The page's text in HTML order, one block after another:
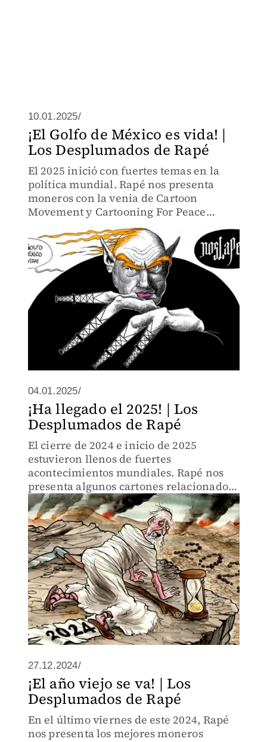
10.01.2025/
¡El Golfo de México es vida! |
Los Desplumados de Rapé
El 2025 inició con fuertes temas en la
política mundial. Rapé nos presenta
moneros con la venia de Cartoon
Movement y Cartooning For Peace
relacionados con el tema.
04.01.2025/
¡Ha llegado el 2025! | Los
Desplumados de Rapé
El cierre de 2024 e inicio de 2025
estuvieron llenos de fuertes
acontecimientos mundiales. Rapé nos
presenta algunos cartones relacionados
con los temas con la venia de Cartoon
Movement y Cartooning For Peace.
27.12.2024/
¡El año viejo se va! | Los
Desplumados de Rapé
En el último viernes de este 2024, Rapé
nos presenta los mejores moneros